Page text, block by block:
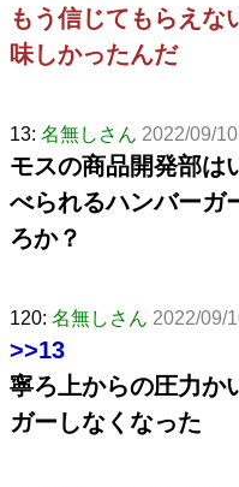
もう信じてもらえな
味しかったんだ
13: 名無しさん 2022/09/
モスの商品開発部は
べられるハンバーガ
ろか？
120: 名無しさん 2022/09/
>>13
寧ろ上からの圧力か
ガーしなくなった